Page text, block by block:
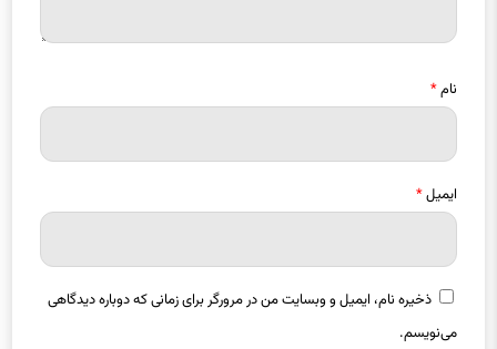
نام*
ایمیل*
ذخیره نام، ایمیل و وبسایت من در مرورگر برای زمانی که دوباره دیدگاهی
می‌نویسم.